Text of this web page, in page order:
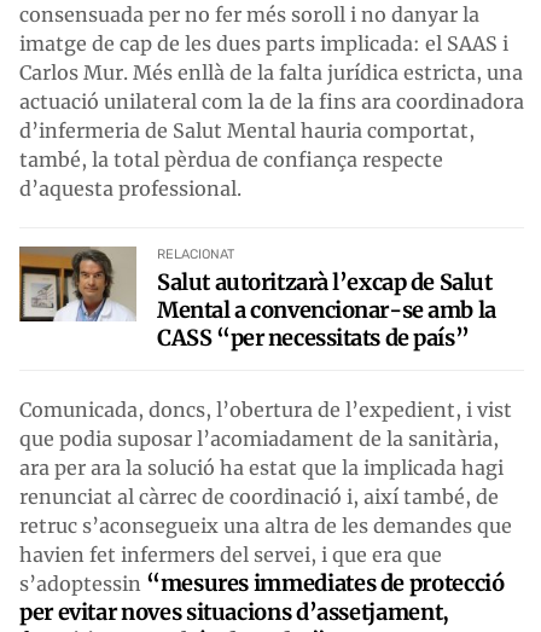
consensuada per no fer més soroll i no danyar la
imatge de cap de les dues parts implicada: el SAAS i
Carlos Mur. Més enllà de la falta jurídica estricta, una
actuació unilateral com la de la fins ara coordinadora
d’infermeria de Salut Mental hauria comportat,
també, la total pèrdua de confiança respecte
d’aquesta professional.
RELACIONAT
Salut autoritzarà l’excap de Salut
Mental a convencionar-se amb la
CASS “per necessitats de país”
Comunicada, doncs, l’obertura de l’expedient, i vist
que podia suposar l’acomiadament de la sanitària,
ara per ara la solució ha estat que la implicada hagi
renunciat al càrrec de coordinació i, així també, de
retruc s’aconsegueix una altra de les demandes que
havien fet infermers del servei, i que era que
s’adoptessin “mesures immediates de protecció
per evitar noves situacions d’assetjament,